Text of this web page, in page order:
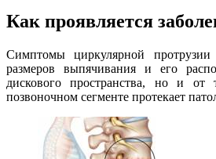
Как проявляется
Симптомы циркулярной
размеров выпячивания и его
дискового пространства, но и
позвоночном сегменте протекает